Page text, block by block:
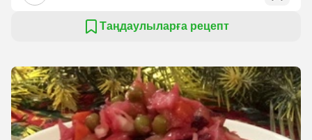
Таңдаулыларға рецепт